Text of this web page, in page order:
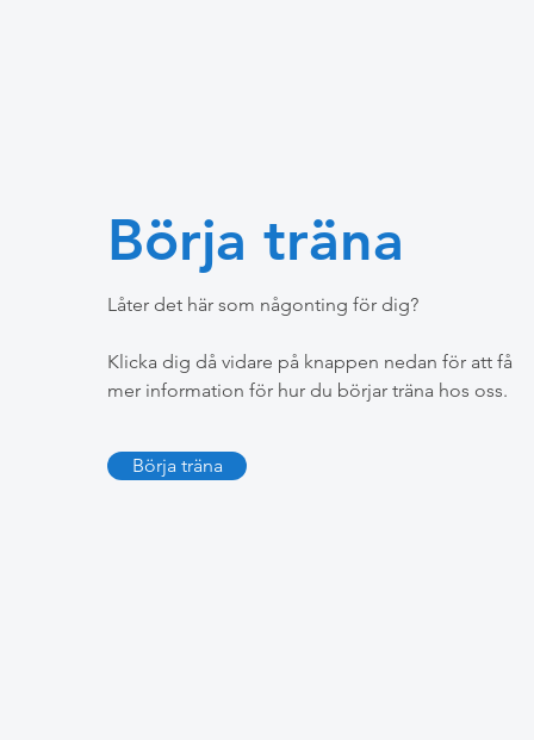
Börja träna
Låter det här som någonting för dig?
Klicka dig då vidare på knappen nedan för att få
mer information för hur du börjar träna hos oss.
Börja träna